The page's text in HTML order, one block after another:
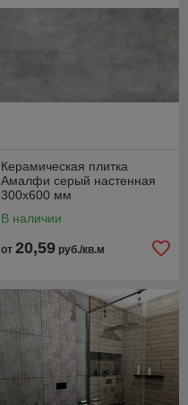
Керамическая плитка
Амалфи серый настенная
300х600 мм
В наличии
от 20,59 руб./кв.м